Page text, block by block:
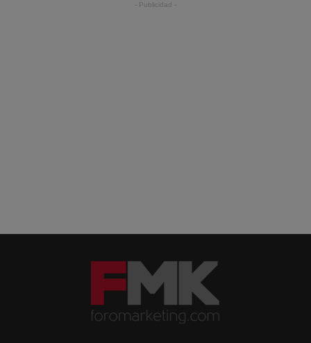
- Publicidad -